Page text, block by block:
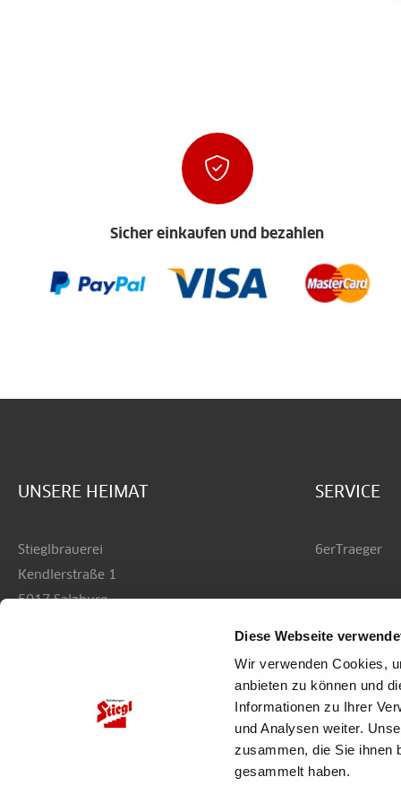
Diese Webseite
Wir verwenden Cookies,
anbieten zu können und
Informationen zu Ihrer
und Analysen weiter.
zusammen, die Sie ihnen
gesammelt haben.
Sicher einkaufen und bezahlen
UNSERE HEIMAT
Stieglbrauerei
Kendlerstraße 1
5017 Salzburg
SERVICE
6erTraeger